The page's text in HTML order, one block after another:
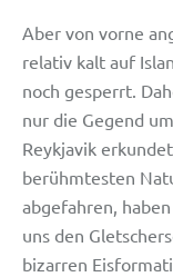
Aber von vorne
relativ kalt auf
noch gesperrt.
nur die Gegend um
Reykjavik
berühmtesten
abgefahren,
uns den
bizarren